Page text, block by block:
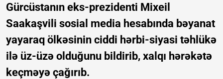
Gürcüstanın eks-prezidenti Mixeil
Saakaşvili sosial media hesabında bəyanat
yayaraq ölkəsinin ciddi hərbi-siyasi təhlükə
ilə üz-üzə olduğunu bildirib, xalqı hərəkətə
keçməyə çağırıb.